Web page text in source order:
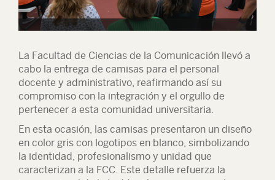
La Facultad de Ciencias de la Comunicación llevó a
cabo la entrega de camisas para el personal
docente y administrativo, reafirmando así su
compromiso con la integración y el orgullo de
pertenecer a esta comunidad universitaria.
En esta ocasión, las camisas presentaron un diseño
en color gris con logotipos en blanco, simbolizando
la identidad, profesionalismo y unidad que
caracterizan a la FCC. Este detalle refuerza la